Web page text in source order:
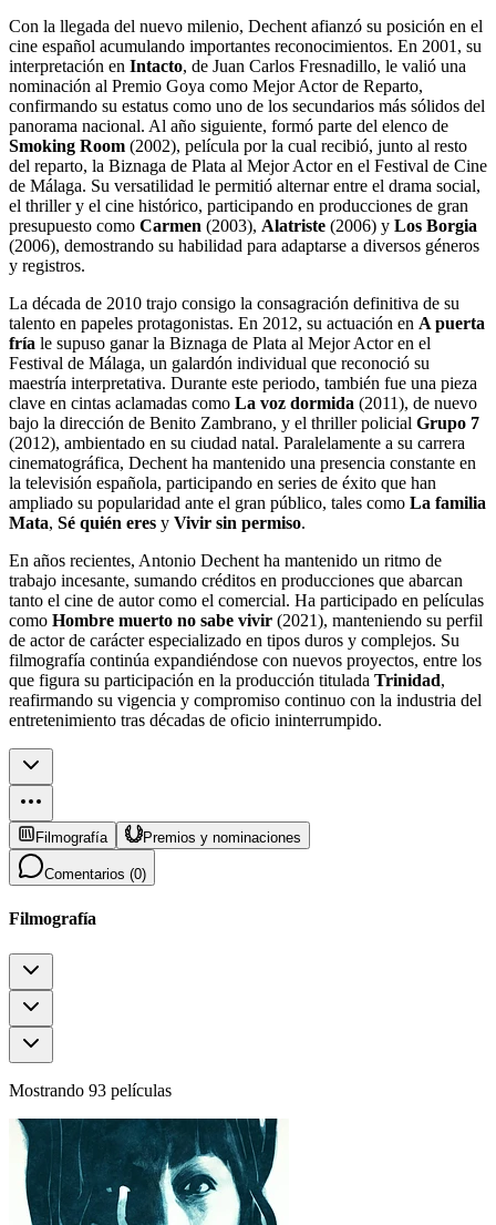
Con la llegada del nuevo milenio, Dechent afianzó su posición en el
cine español acumulando importantes reconocimientos. En 2001, su
interpretación en Intacto, de Juan Carlos Fresnadillo, le valió una
nominación al Premio Goya como Mejor Actor de Reparto,
confirmando su estatus como uno de los secundarios más sólidos del
panorama nacional. Al año siguiente, formó parte del elenco de
Smoking Room (2002), película por la cual recibió, junto al resto
del reparto, la Biznaga de Plata al Mejor Actor en el Festival de Cine
de Málaga. Su versatilidad le permitió alternar entre el drama social,
el thriller y el cine histórico, participando en producciones de gran
presupuesto como Carmen (2003), Alatriste (2006) y Los Borgia
(2006), demostrando su habilidad para adaptarse a diversos géneros
y registros.
La década de 2010 trajo consigo la consagración definitiva de su
talento en papeles protagonistas. En 2012, su actuación en A puerta
fría le supuso ganar la Biznaga de Plata al Mejor Actor en el
Festival de Málaga, un galardón individual que reconoció su
maestría interpretativa. Durante este periodo, también fue una pieza
clave en cintas aclamadas como La voz dormida (2011), de nuevo
bajo la dirección de Benito Zambrano, y el thriller policial Grupo 7
(2012), ambientado en su ciudad natal. Paralelamente a su carrera
cinematográfica, Dechent ha mantenido una presencia constante en
la televisión española, participando en series de éxito que han
ampliado su popularidad ante el gran público, tales como La familia
Mata, Sé quién eres y Vivir sin permiso.
En años recientes, Antonio Dechent ha mantenido un ritmo de
trabajo incesante, sumando créditos en producciones que abarcan
tanto el cine de autor como el comercial. Ha participado en películas
como Hombre muerto no sabe vivir (2021), manteniendo su perfil
de actor de carácter especializado en tipos duros y complejos. Su
filmografía continúa expandiéndose con nuevos proyectos, entre los
que figura su participación en la producción titulada Trinidad,
reafirmando su vigencia y compromiso continuo con la industria del
entretenimiento tras décadas de oficio ininterrumpido.
Filmografía Premios y nominaciones
Comentarios (0)
Filmografía
Mostrando 93 películas